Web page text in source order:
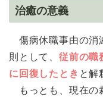
治癒の意義
傷病休職事由の消
則として、 従前の職
に回復したとき と解
もっとも、現在